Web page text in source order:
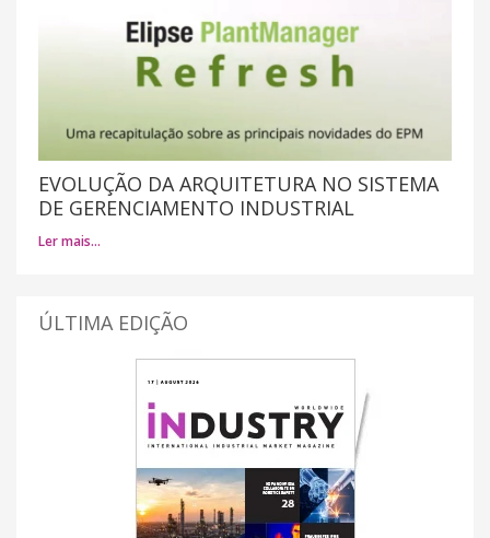
EVOLUÇÃO DA ARQUITETURA NO SISTEMA
DE GERENCIAMENTO INDUSTRIAL
Ler mais…
ÚLTIMA EDIÇÃO